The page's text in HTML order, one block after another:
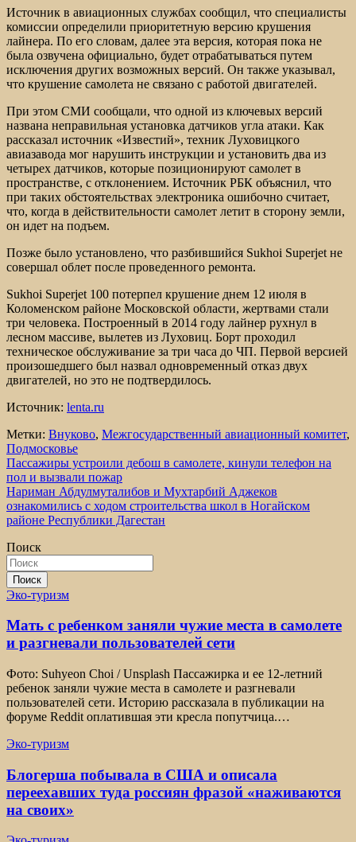
Источник в авиационных службах сообщил, что специалисты
комиссии определили приоритетную версию крушения
лайнера. По его словам, далее эта версия, которая пока не
была озвучена официально, будет отрабатываться путем
исключения других возможных версий. Он также указывал,
что крушение самолета не связано с работой двигателей.
При этом СМИ сообщали, что одной из ключевых версий
названа неправильная установка датчиков угла атаки. Как
рассказал источник «Известий», техник Луховицкого
авиазавода мог нарушить инструкции и установить два из
четырех датчиков, которые позиционируют самолет в
пространстве, с отклонением. Источник РБК объяснил, что
при таких обстоятельствах электроника ошибочно считает,
что, когда в действительности самолет летит в сторону земли,
он идет на подъем.
Позже было установлено, что разбившийся Sukhoi Superjet не
совершал облет после проведенного ремонта.
Sukhoi Superjet 100 потерпел крушение днем 12 июля в
Коломенском районе Московской области, жертвами стали
три человека. Построенный в 2014 году лайнер рухнул в
лесном массиве, вылетев из Луховиц. Борт проходил
техническое обслуживание за три часа до ЧП. Первой версией
произошедшего был назвал одновременный отказ двух
двигателей, но это не подтвердилось.
Источник: lenta.ru
Метки: Внуково, Межгосударственный авиационный комитет,
Подмосковье
Навигация
по
записям
Пассажиры устроили дебош в самолете, кинули телефон на
пол и вызвали пожар
Нариман Абдулмуталибов и Мухтарбий Аджеков
ознакомились с ходом строительства школ в Ногайском
районе Республики Дагестан
Поиск
Поиск
Эко-туризм
Мать с ребенком заняли чужие места в самолете
и разгневали пользователей сети
Фото: Suhyeon Choi / Unsplash Пассажирка и ее 12-летний
ребенок заняли чужие места в самолете и разгневали
пользователей сети. Историю рассказала в публикации на
форуме Reddit оплатившая эти кресла попутчица.…
Эко-туризм
Блогерша побывала в США и описала
переехавших туда россиян фразой «наживаются
на своих»